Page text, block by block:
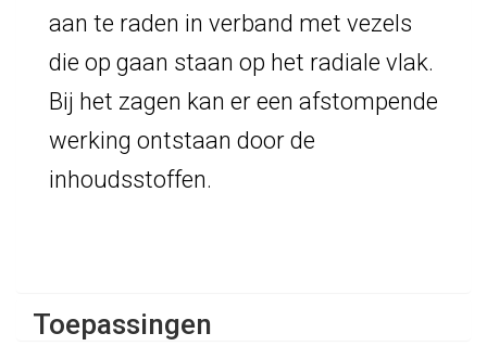
aan te raden in verband met vezels
die op gaan staan op het radiale vlak.
Bij het zagen kan er een afstompende
werking ontstaan door de
inhoudsstoffen.
Toepassingen